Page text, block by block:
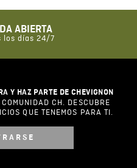
1 a 5 estrellas
ABIERTA
los días 24/7
Y HAZ PARTE DE CHEVIGNON
CH. DESCUBRE
QUE TENEMOS PARA TI.